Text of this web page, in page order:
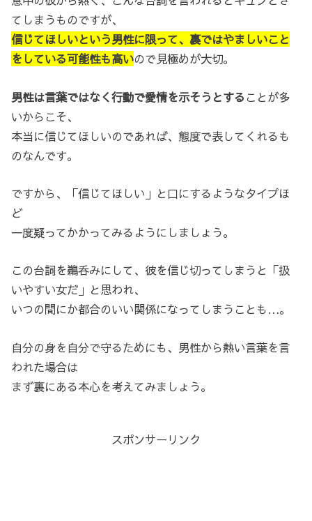
てしまうものですが、
信じてほしいという男性に限って、裏ではやましいこと
をしている可能性も高いので見極めが大切。
男性は言葉ではなく行動で愛情を示そうとすることが多
いからこそ、
本当に信じてほしいのであれば、態度で表してくれるも
のなんです。
ですから、「信じてほしい」と口にするようなタイプほ
ど
一度疑ってかかってみるようにしましょう。
この台詞を鵜呑みにして、彼を信じ切ってしまうと「扱
いやすい女だ」と思われ、
いつの間にか都合のいい関係になってしまうことも…。
自分の身を自分で守るためにも、男性から熱い言葉を言
われた場合は
まず裏にある本心を考えてみましょう。
スポンサーリンク